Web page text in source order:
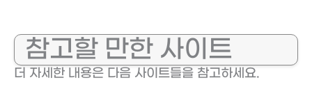
참고할 만한 사이트
더 자세한 내용은 다음 사이트들을 참고하세요.